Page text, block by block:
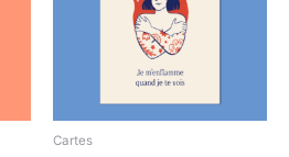
Cartes